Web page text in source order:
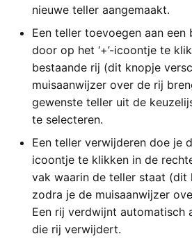
nieuwe teller aangemaakt.
Een teller toevoegen aan een
door op het ‘+’-icoontje te
bestaande rij (dit knopje
muisaanwijzer over de rij
gewenste teller uit de
te selecteren.
Een teller verwijderen doe je
icoontje te klikken in de
vak waarin de teller staat (dit
zodra je de muisaanwijzer
Een rij verdwijnt automatisch
die rij verwijdert.